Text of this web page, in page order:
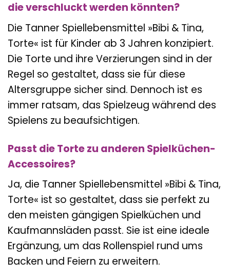
die verschluckt werden könnten?
Die Tanner Spiellebensmittel »Bibi & Tina,
Torte« ist für Kinder ab 3 Jahren konzipiert.
Die Torte und ihre Verzierungen sind in der
Regel so gestaltet, dass sie für diese
Altersgruppe sicher sind. Dennoch ist es
immer ratsam, das Spielzeug während des
Spielens zu beaufsichtigen.
Passt die Torte zu anderen Spielküchen-
Accessoires?
Ja, die Tanner Spiellebensmittel »Bibi & Tina,
Torte« ist so gestaltet, dass sie perfekt zu
den meisten gängigen Spielküchen und
Kaufmannsläden passt. Sie ist eine ideale
Ergänzung, um das Rollenspiel rund ums
Backen und Feiern zu erweitern.